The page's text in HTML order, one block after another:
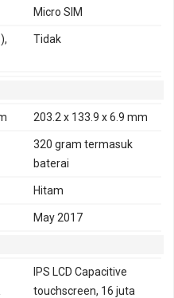
Micro SIM
Tidak
203.2 x 133.9 x 6.9 mm
320 gram termasuk
baterai
Hitam
May 2017
IPS LCD Capacitive
touchscreen, 16 juta